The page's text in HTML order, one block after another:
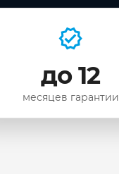
до 12
месяцев гарантии